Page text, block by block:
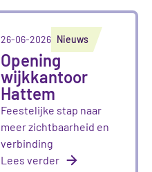
Opening
wijkkantoor
Hattem
Feestelijke stap naar
meer zichtbaarheid en
verbinding
26-06-2026 Nieuws
Lees verder